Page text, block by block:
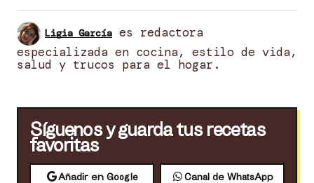
Ligia García es redactora
especializada en cocina, estilo de vida,
salud y trucos para el hogar.
Síguenos y guarda tus recetas
favoritas
Añadir en Google Canal de WhatsApp